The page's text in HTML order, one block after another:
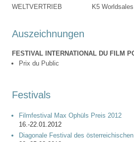
WELTVERTRIEB
K5 Worldsales
Auszeichnungen
FESTIVAL INTERNATIONAL DU FILM
Prix du Public
Festivals
Filmfestival Max Ophüls Preis 2012
16.-22.01.2012
Diagonale Festival des